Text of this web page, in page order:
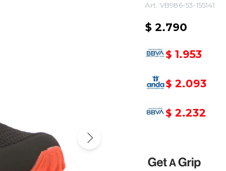
VB986-53-155141
$ 2.790
$ 1.953
$ 2.093
$ 2.232